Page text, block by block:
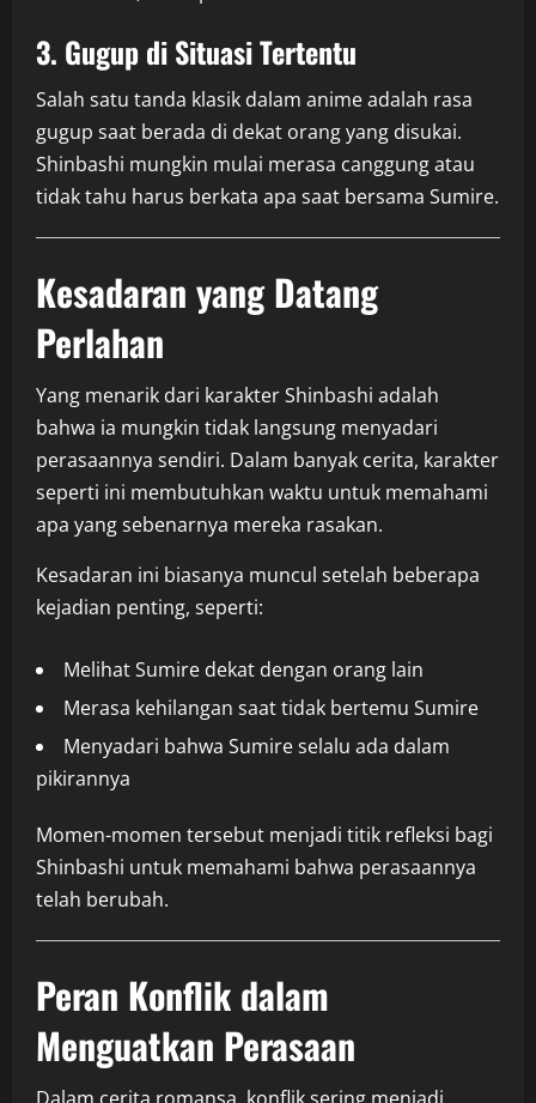
3. Gugup di Situasi Tertentu
Salah satu tanda klasik dalam anime adalah rasa
gugup saat berada di dekat orang yang disukai.
Shinbashi mungkin mulai merasa canggung atau
tidak tahu harus berkata apa saat bersama Sumire.
Kesadaran yang Datang
Perlahan
Yang menarik dari karakter Shinbashi adalah
bahwa ia mungkin tidak langsung menyadari
perasaannya sendiri. Dalam banyak cerita, karakter
seperti ini membutuhkan waktu untuk memahami
apa yang sebenarnya mereka rasakan.
Kesadaran ini biasanya muncul setelah beberapa
kejadian penting, seperti:
Melihat Sumire dekat dengan orang lain
Merasa kehilangan saat tidak bertemu Sumire
Menyadari bahwa Sumire selalu ada dalam
pikirannya
Momen-momen tersebut menjadi titik refleksi bagi
Shinbashi untuk memahami bahwa perasaannya
telah berubah.
Peran Konflik dalam
Menguatkan Perasaan